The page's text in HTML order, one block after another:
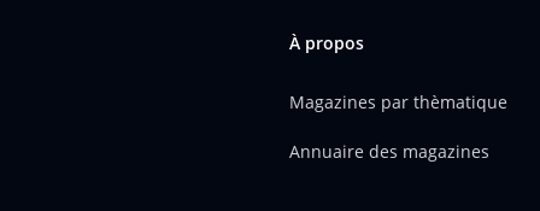
À propos
Magazines par thèmatique
Annuaire des magazines